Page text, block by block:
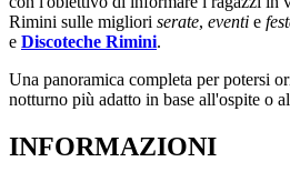
Rimini sulle migliori serate, eventi e
e Discoteche Rimini.
Una panoramica completa per potersi
notturno più adatto in base all'ospite o
INFORMAZIONI